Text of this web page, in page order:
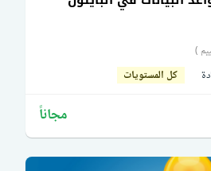
كل المستويات
مجاناً